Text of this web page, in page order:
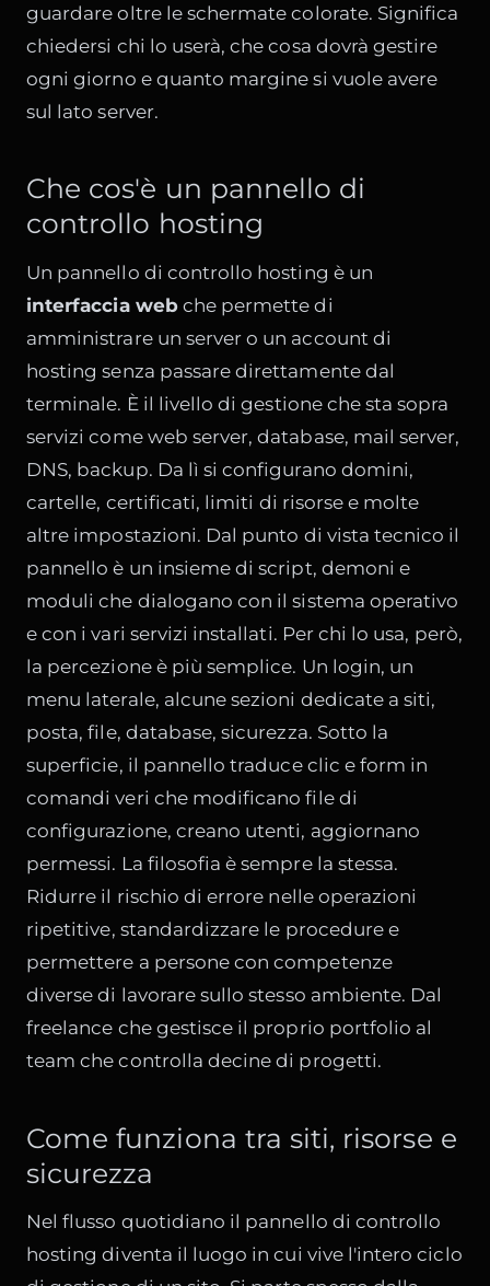
guardare oltre le schermate colorate. Significa
chiedersi chi lo userà, che cosa dovrà gestire
ogni giorno e quanto margine si vuole avere
sul lato server.
Che cos'è un pannello di
controllo hosting
Un pannello di controllo hosting è un
interfaccia webche permette di
amministrare un server o un account di
hosting senza passare direttamente dal
terminale. È il livello di gestione che sta sopra
servizi come web server, database, mail server,
DNS, backup. Da lì si configu­rano domini,
cartelle, certificati, limiti di risorse e molte
altre impostazioni. Dal punto di vista tecnico il
pannello è un insieme di script, demoni e
moduli che dialogano con il sistema operativo
e con i vari servizi installati. Per chi lo usa, però,
la percezione è più semplice. Un login, un
menu laterale, alcune sezioni dedicate a siti,
posta, file, database, sicurezza. Sotto la
superficie, il pannello traduce clic e form in
comandi veri che modificano file di
configurazione, creano utenti, aggiornano
permessi. La filosofia è sempre la stessa.
Ridurre il rischio di errore nelle operazioni
ripetitive, standardizzare le procedure e
permettere a persone con competenze
diverse di lavorare sullo stesso ambiente. Dal
freelance che gestisce il proprio portfolio al
team che controlla decine di progetti.
Come funziona tra siti, risorse e
sicurezza
Nel flusso quotidiano il pannello di controllo
hosting diventa il luogo in cui vive l'intero ciclo